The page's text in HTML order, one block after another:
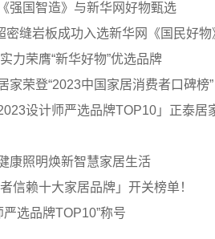
强国智造》与新华网好物甄选
密缝岩板成功入选新华网《国民好物
荣膺“新华好物”优选品牌
家荣登“2023中国家居消费者口碑榜”
设计师严选品牌TOP10」正泰居
康照明焕新智慧家居生活
信赖十大家居品牌」开关榜单！
选品牌TOP10”称号